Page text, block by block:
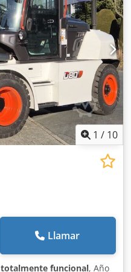
1 / 10
Llamar
totalmente funcional, Año